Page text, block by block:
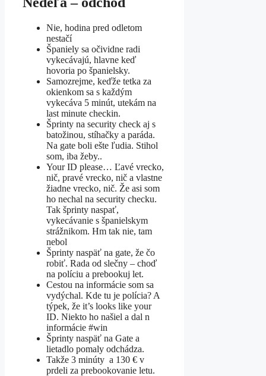
Nie, hodina pred odletom
nestačí
Španiely sa očividne radi
vykecávajú, hlavne keď
hovoria po španielsky.
Samozrejme, keďže tetka za
okienkom sa s každým
vykecáva 5 minút, utekám na
last minute checkin.
Šprinty na security check aj s
batožinou, stíhačky a paráda.
Na gate boli ešte ľudia. Stihol
som, iba žeby..
Your ID please… Ľavé vrecko,
nič, pravé vrecko, nič a vlastne
žiadne vrecko, nič. Že asi som
ho nechal na security checku.
Tak šprinty naspať,
vykecávanie s španielskym
strážnikom. Hm tak nie, tam
nebol
Šprinty naspäť na gate, že čo
robiť. Rada od slečny – choď
na políciu a prebookuj let.
Cestou na informácie som sa
vydýchal. Kde tu je polícia? A
týpek, že it’s looks like your
ID. Niekto ho našiel a dal n
informácie #win
Šprinty naspäť na Gate a
lietadlo pomaly odchádza.
Takže 3 minúty a 130 € v
prdeli za prebookovanie letu.